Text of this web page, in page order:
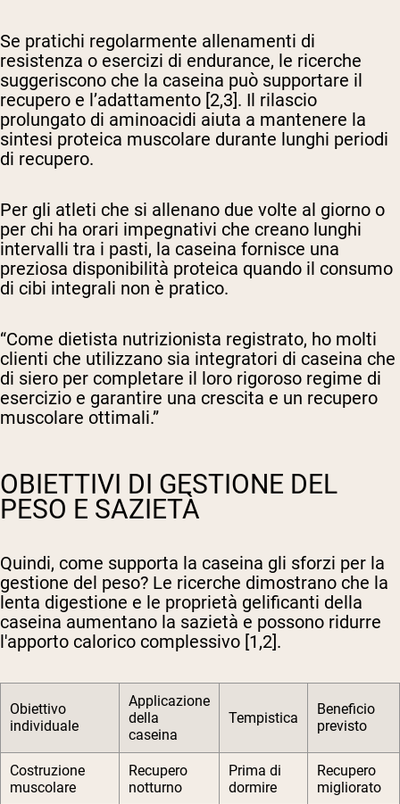
Se pratichi regolarmente allenamenti di
resistenza o esercizi di endurance, le ricerche
suggeriscono che la caseina può supportare il
recupero e l’adattamento [2,3]. Il rilascio
prolungato di aminoacidi aiuta a mantenere la
sintesi proteica muscolare durante lunghi periodi
di recupero.
Per gli atleti che si allenano due volte al giorno o
per chi ha orari impegnativi che creano lunghi
intervalli tra i pasti, la caseina fornisce una
preziosa disponibilità proteica quando il consumo
di cibi integrali non è pratico.
“Come dietista nutrizionista registrato, ho molti
clienti che utilizzano sia integratori di caseina che
di siero per completare il loro rigoroso regime di
esercizio e garantire una crescita e un recupero
muscolare ottimali.”
OBIETTIVI DI GESTIONE DEL
PESO E SAZIETÀ
Quindi, come supporta la caseina gli sforzi per la
gestione del peso? Le ricerche dimostrano che la
lenta digestione e le proprietà gelificanti della
caseina aumentano la sazietà e possono ridurre
l'apporto calorico complessivo [1,2].
Obiettivo
individuale
Applicazione
della
caseina
Tempistica
Beneficio
previsto
Costruzione
muscolare
Recupero
notturno
Prima di
dormire
Recupero
migliorato